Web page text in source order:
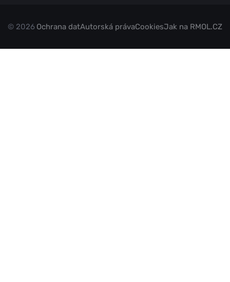
© 2026 Ochrana datAutorská právaCookiesJak na RMOL.CZ